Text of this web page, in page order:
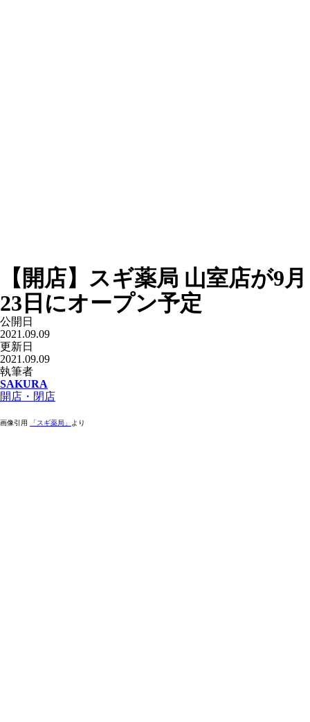
【開店】スギ薬局 山室店が9月
23日にオープン予定
公開日
2021.09.09
更新日
2021.09.09
執筆者
SAKURA
開店・閉店
画像引用 「スギ薬局」 より